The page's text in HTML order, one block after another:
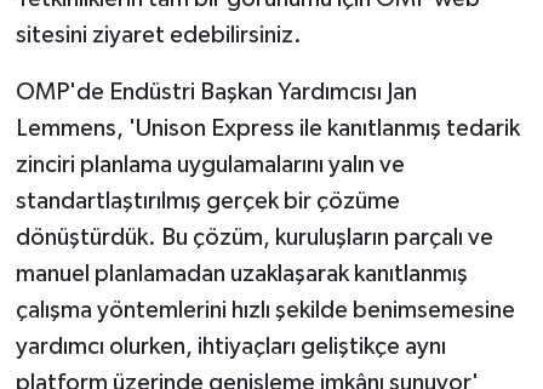
sitesini ziyaret edebilirsiniz.
OMP'de Endüstri Başkan Yardımcısı Jan
Lemmens, 'Unison Express ile kanıtlanmış tedarik
zinciri planlama uygulamalarını yalın ve
standartlaştırılmış gerçek bir çözüme
dönüştürdük. Bu çözüm, kuruluşların parçalı ve
manuel planlamadan uzaklaşarak kanıtlanmış
çalışma yöntemlerini hızlı şekilde benimsemesine
yardımcı olurken, ihtiyaçları geliştikçe aynı
platform üzerinde genişleme imkânı sunuyor'